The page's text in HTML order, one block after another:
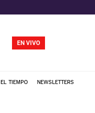
EN VIVO
EL TIEMPO NEWSLETTERS